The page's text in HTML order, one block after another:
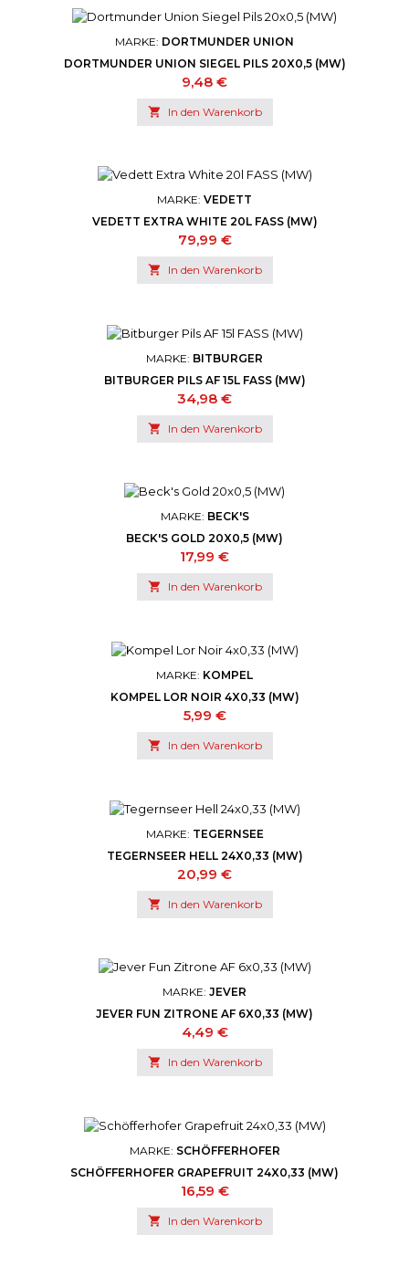
MARKE: DORTMUNDER UNION
DORTMUNDER UNION SIEGEL PILS 20X0,5 (MW)
Preis
9,48 €
 In den Warenkorb
MARKE: VEDETT
VEDETT EXTRA WHITE 20L FASS (MW)
Preis
79,99 €
 In den Warenkorb
MARKE: BITBURGER
BITBURGER PILS AF 15L FASS (MW)
Preis
34,98 €
 In den Warenkorb
MARKE: BECK'S
BECK'S GOLD 20X0,5 (MW)
Preis
17,99 €
 In den Warenkorb
MARKE: KOMPEL
KOMPEL LOR NOIR 4X0,33 (MW)
Preis
5,99 €
 In den Warenkorb
MARKE: TEGERNSEE
TEGERNSEER HELL 24X0,33 (MW)
Preis
20,99 €
 In den Warenkorb
MARKE: JEVER
JEVER FUN ZITRONE AF 6X0,33 (MW)
Preis
4,49 €
 In den Warenkorb
MARKE: SCHÖFFERHOFER
SCHÖFFERHOFER GRAPEFRUIT 24X0,33 (MW)
Preis
16,59 €
 In den Warenkorb